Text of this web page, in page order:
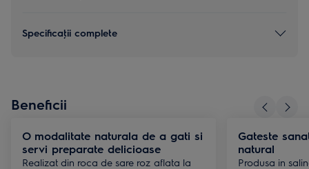
Specificaţii complete
Beneficii
O modalitate naturala de a gati si
servi preparate delicioase
Realizat din roca de sare roz aflata la
Gateste
natural
Produsa in